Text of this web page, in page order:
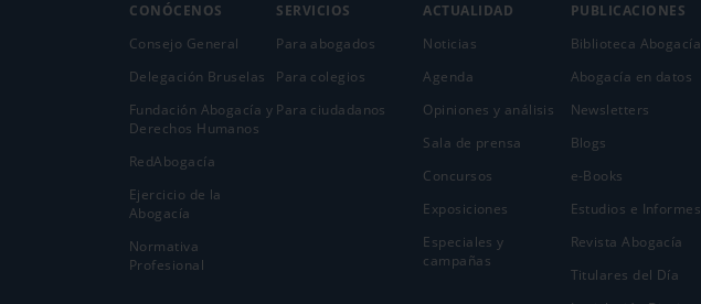
CONÓCENOS
Consejo General
Delegación Bruselas
Fundación Abogacía y
Derechos Humanos
RedAbogacía
Ejercicio de la
Abogací­a
Normativa
Profesional
SERVICIOS
Para abogados
Para colegios
Para ciudadanos
ACTUALIDAD
Noticias
Agenda
Opiniones y análisis
Sala de prensa
Concursos
Exposiciones
Especiales y
campañas
PUBLICACIONES
Biblioteca Abogacía
Abogacía en datos
Newsletters
Blogs
e-Books
Estudios e Informes
Revista Abogacía
Titulares del Día